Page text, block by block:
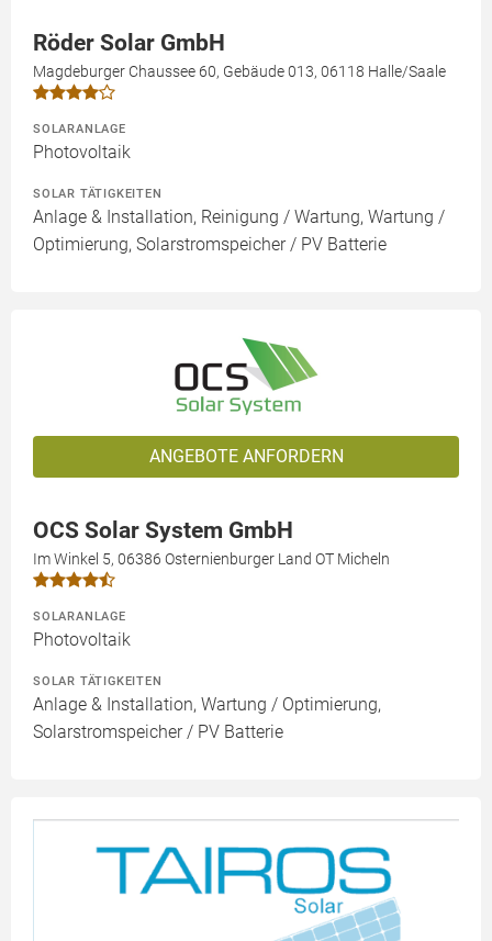
Röder Solar GmbH
Magdeburger Chaussee 60, Gebäude 013, 06118 Halle/Saale
SOLARANLAGE
Photovoltaik
SOLAR TÄTIGKEITEN
Anlage & Installation, Reinigung / Wartung, Wartung /
Optimierung, Solarstromspeicher / PV Batterie
ANGEBOTE ANFORDERN
OCS Solar System GmbH
Im Winkel 5, 06386 Osternienburger Land OT Micheln
SOLARANLAGE
Photovoltaik
SOLAR TÄTIGKEITEN
Anlage & Installation, Wartung / Optimierung,
Solarstromspeicher / PV Batterie